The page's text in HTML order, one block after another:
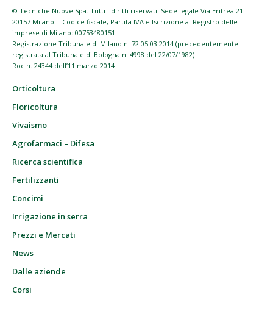
© Tecniche Nuove Spa. Tutti i diritti riservati. Sede legale Via Eritrea 21 -
20157 Milano | Codice fiscale, Partita IVA e Iscrizione al Registro delle
imprese di Milano: 00753480151
Registrazione Tribunale di Milano n. 72 05.03.2014 (precedentemente
registrata al Tribunale di Bologna n. 4998 del 22/07/1982)
Roc n. 24344 dell’11 marzo 2014
Orticoltura
Floricoltura
Vivaismo
Agrofarmaci – Difesa
Ricerca scientifica
Fertilizzanti
Concimi
Irrigazione in serra
Prezzi e Mercati
News
Dalle aziende
Corsi